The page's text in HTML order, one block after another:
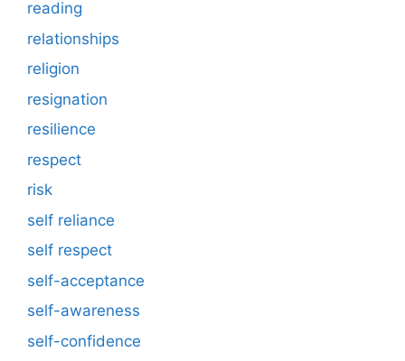
reading
relationships
religion
resignation
resilience
respect
risk
self reliance
self respect
self-acceptance
self-awareness
self-confidence